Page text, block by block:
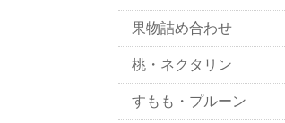
果物詰め合わせ
桃・ネクタリン
すもも・プルーン